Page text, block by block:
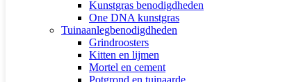
Kunstgras benodigdheden
One DNA kunstgras
Tuinaanlegbenodigdheden
Grindroosters
Kitten en lijmen
Mortel en cement
Potgrond en tuinaarde